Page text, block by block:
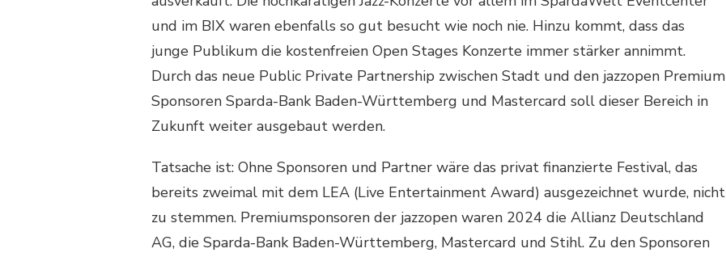
und im BIX waren ebenfalls so gut besucht wie noch nie. Hinzu kommt, dass das
junge Publikum die kostenfreien Open Stages Konzerte immer stärker annimmt.
Durch das neue Public Private Partnership zwischen Stadt und den jazzopen Premium
Sponsoren Sparda-Bank Baden-Württemberg und Mastercard soll dieser Bereich in
Zukunft weiter ausgebaut werden.
Tatsache ist: Ohne Sponsoren und Partner wäre das privat finanzierte Festival, das
bereits zweimal mit dem LEA (Live Entertainment Award) ausgezeichnet wurde, nicht
zu stemmen. Premiumsponsoren der jazzopen waren 2024 die Allianz Deutschland
AG, die Sparda-Bank Baden-Württemberg, Mastercard und Stihl. Zu den Sponsoren